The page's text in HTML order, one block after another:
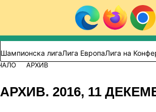
Към съдържанието
Търси в сайта
ВИДЕО
Шампионска лигаЛига ЕвропаЛига на
АРХИВ
АРХИВ. 2016, 11